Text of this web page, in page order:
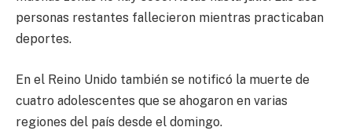
personas restantes fallecieron mientras practicaban
deportes.
En el Reino Unido también se notificó la muerte de
cuatro adolescentes que se ahogaron en varias
regiones del país desde el domingo.